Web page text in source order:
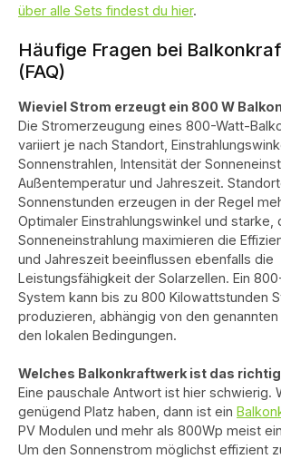
über alle Sets findest du hier.
Häufige Fragen bei
(FAQ)
Wieviel Strom erzeugt ein 800 W
Die Stromerzeugung eines 800-Watt-
variiert je nach Standort,
Sonnenstrahlen, Intensität der
Außentemperatur und Jahreszeit.
Sonnenstunden erzeugen in der Regel
Optimaler Einstrahlungswinkel und starke,
Sonneneinstrahlung maximieren die
und Jahreszeit beeinflussen ebenfalls die
Leistungsfähigkeit der Solarzellen. Ein
System kann bis zu 800 Kilowattstunden
produzieren, abhängig von den
den lokalen Bedingungen.
Welches Balkonkraftwerk ist das
Eine pauschale Antwort ist hier schwierig.
genügend Platz haben, dann ist ein
PV Modulen und mehr als 800Wp meist
Um den Sonnenstrom möglichst effizient